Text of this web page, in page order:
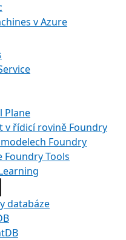
v Azure
Plane
v řídicí rovině Foundry
Foundry
Foundry Tools
databáze